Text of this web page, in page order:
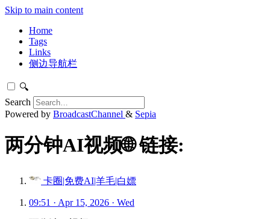
Skip to main content
Home
Tags
Links
侧边导航栏
🔍
Search
Powered by BroadcastChannel & Sepia
两分钟AI视频🌐 链接:
卡圈|免费AI|羊毛|白嫖
09:51 · Apr 15, 2026 · Wed